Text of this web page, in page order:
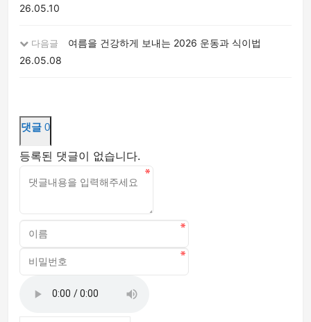
26.05.10
다음글
여름을 건강하게 보내는 2026 운동과 식이법
26.05.08
댓글 0
등록된 댓글이 없습니다.